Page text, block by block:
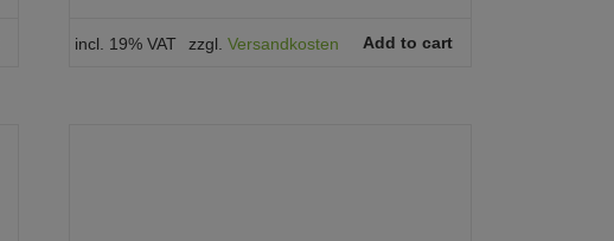
incl. 19% VAT zzgl. Versandkosten Add to cart